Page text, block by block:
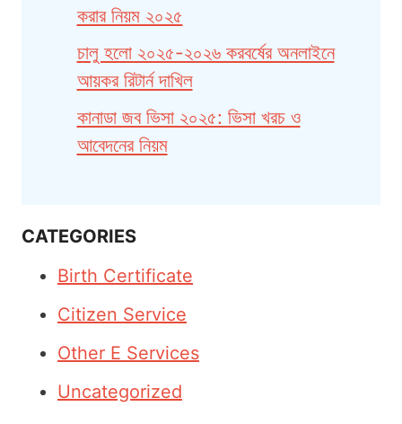
করার নিয়ম ২০২৫
চালু হলো ২০২৫-২০২৬ করবর্ষের অনলাইনে
আয়কর রিটার্ন দাখিল
কানাডা জব ভিসা ২০২৫: ভিসা খরচ ও
আবেদনের নিয়ম
CATEGORIES
Birth Certificate
Citizen Service
Other E Services
Uncategorized